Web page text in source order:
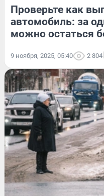
Проверьте как
автомобиль: за
можно остаться
9 ноября, 2025, 05:40 2 804